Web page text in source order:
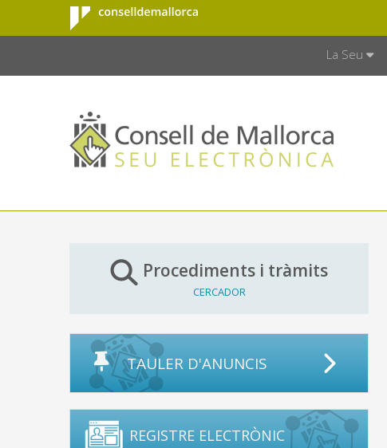
Salta al contingut principal
Consell de
Mallorca
La Seu
Procediments i tràmits
CERCADOR
TAULER D'ANUNCIS
REGISTRE ELECTRÒNIC